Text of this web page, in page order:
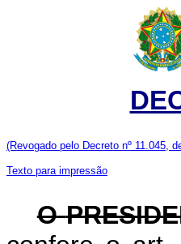
(Revogado pelo Decreto nº 11.045,
Texto para impressão
O